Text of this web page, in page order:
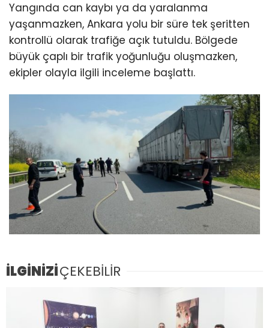
Yangında can kaybı ya da yaralanma
yaşanmazken, Ankara yolu bir süre tek şeritten
kontrollü olarak trafiğe açık tutuldu. Bölgede
büyük çaplı bir trafik yoğunluğu oluşmazken,
ekipler olayla ilgili inceleme başlattı.
İLGİNİZİÇEKEBİLİR